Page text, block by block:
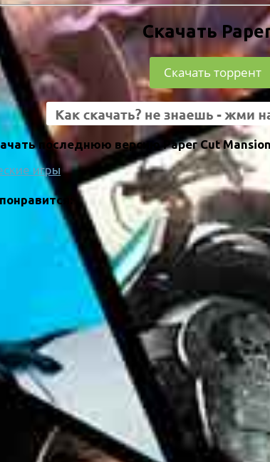
Скачать
Скачать торрент
последнюю версию Paper Cut
игры